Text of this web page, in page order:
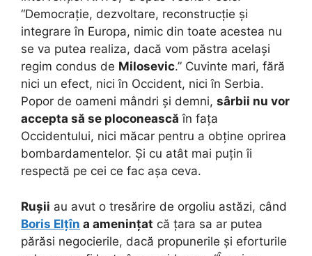
“Democrație, dezvoltare, reconstrucție și
integrare în Europa, nimic din toate acestea nu
se va putea realiza, dacă vom păstra același
regim condus de Milosevic.” Cuvinte mari, fără
nici un efect, nici în Occident, nici în Serbia.
Popor de oameni mândri și demni, sârbii nu vor
accepta să se ploconească în fața
Occidentului, nici măcar pentru a obține oprirea
bombardamentelor. Și cu atât mai puțin îi
respectă pe cei ce fac așa ceva.
Rușii au avut o tresărire de orgoliu astăzi, când
Boris Elțîn a amenințat că țara sa ar putea
părăsi negocierile, dacă propunerile și eforturile